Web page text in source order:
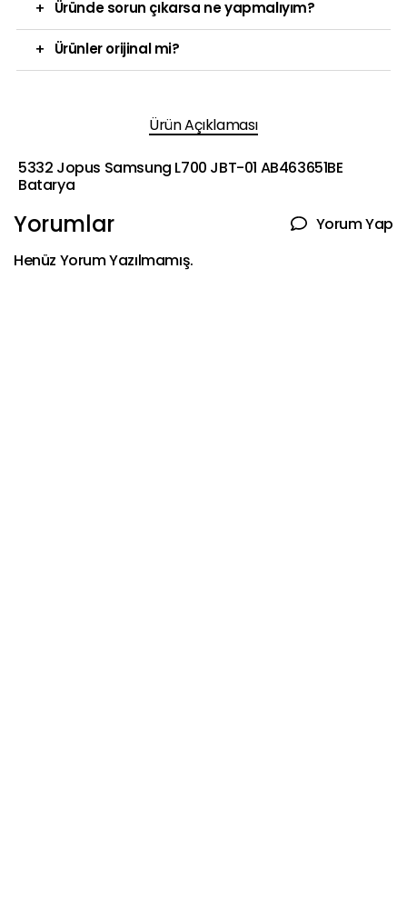
+ Üründe sorun çıkarsa ne yapmalıyım?
+ Ürünler orijinal mi?
Ürün Açıklaması
5332 Jopus Samsung L700 JBT-01 AB463651BE
Batarya
Yorumlar
Yorum Yap
Henüz Yorum Yazılmamış.